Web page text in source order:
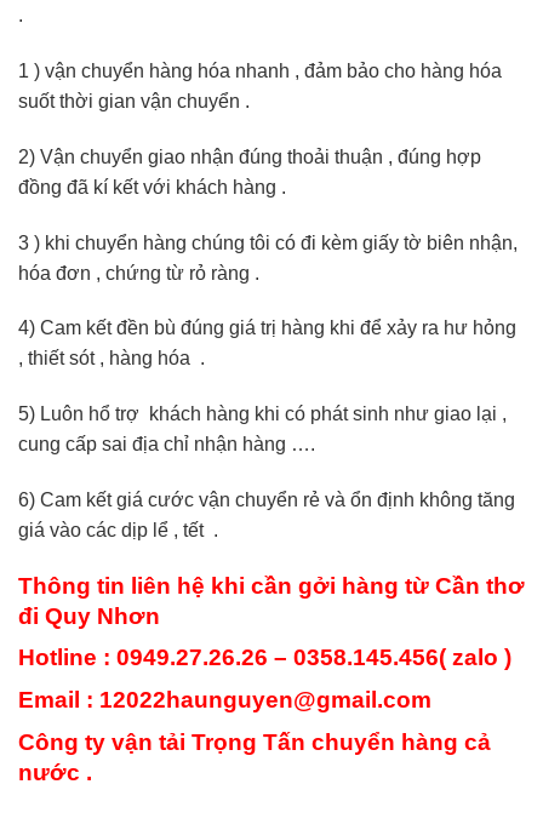
.
1 ) vận chuyển hàng hóa nhanh , đảm bảo cho hàng hóa
suốt thời gian vận chuyển .
2) Vận chuyển giao nhận đúng thoải thuận , đúng hợp
đồng đã kí kết với khách hàng .
3 ) khi chuyển hàng chúng tôi có đi kèm giấy tờ biên nhận,
hóa đơn , chứng từ rỏ ràng .
4) Cam kết đền bù đúng giá trị hàng khi để xảy ra hư hỏng
, thiết sót , hàng hóa .
5) Luôn hổ trợ khách hàng khi có phát sinh như giao lại ,
cung cấp sai địa chỉ nhận hàng ….
6) Cam kết giá cước vận chuyển rẻ và ổn định không tăng
giá vào các dịp lể , tết .
Thông tin liên hệ khi cần gởi hàng từ Cần thơ
đi Quy Nhơn
Hotline : 0949.27.26.26 – 0358.145.456( zalo )
Email : 12022haunguyen@gmail.com
Công ty vận tải Trọng Tấn chuyển hàng cả
nước .